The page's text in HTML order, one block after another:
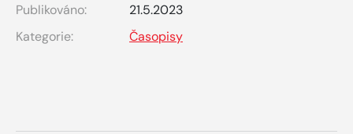
Publikováno:
21.5.2023
Kategorie:
Časopisy